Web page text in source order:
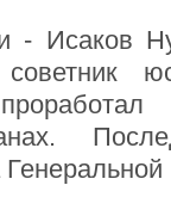
- Исаков
советник